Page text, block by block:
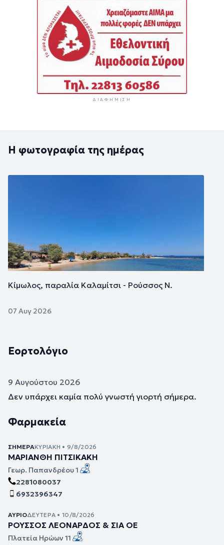
ΔΙΑΦΉΜΙΣΗ
Η φωτογραφία της ημέρας
Κίμωλος, παραλία Καλαμίτσι - Ρούσσος Ν.
07 Αυγ 2026
Εορτολόγιο
9 Αυγούστου 2026
Δεν υπάρχει καμία πολύ γνωστή γιορτή σήμερα.
Φαρμακεία
ΣΉΜΕΡΑΚΥΡΙΑΚΉ • 9/8/2026
ΜΑΡΙΑΝΘΗ ΠΙΤΣΙΚΑΚΗ
Γεωρ. Παπανδρέου 1
2281080037
6932396347
ΑΎΡΙΟΔΕΥΤΈΡΑ • 10/8/2026
ΡΟΥΣΣΟΣ ΛΕΟΝΑΡΔΟΣ & ΣΙΑ ΟΕ
Πλατεία Ηρώων 11